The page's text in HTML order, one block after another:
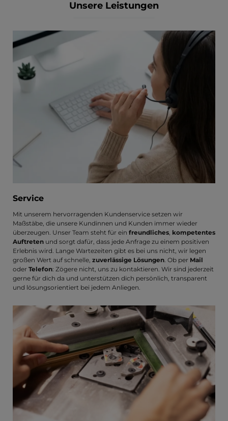
Unsere Leistungen
Service
Mit unserem hervorragenden Kundenservice setzen wir
Maßstäbe, die unsere Kundinnen und Kunden immer wieder
überzeugen. Unser Team steht für ein freundliches kompetentes
Auftreten und sorgt dafür, dass jede Anfrage zu einem positiven
Erlebnis wird. Lange Wartezeiten gibt es bei uns nicht, wir legen
großen Wert auf schnelle, zuverlässige Lösungen . Ob per Mail
oder Telefon: Zögere nicht, uns zu kontaktieren. Wir sind jederzeit
gerne für dich da und unterstützen dich persönlich, transparent
und lösungsorientiert bei jedem Anliegen.